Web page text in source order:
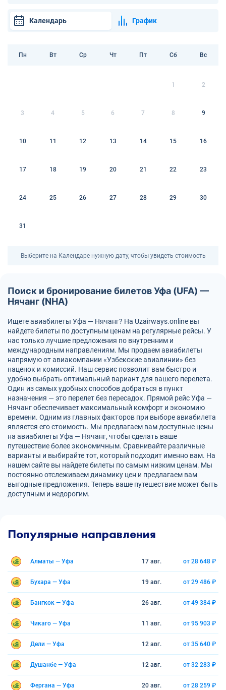
Календарь График
Пн Вт Ср Чт Пт Сб Вс
1 2
3 4 5 6 7 8 9
10 11 12 13 14 15 16
17 18 19 20 21 22 23
24 25 26 27 28 29 30
31
Выберите на Календаре нужную дату, чтобы увидеть стоимость
Поиск и бронирование билетов Уфа (UFA) —
Нячанг (NHA)
Ищете авиабилеты Уфа — Нячанг? На Uzairways.online вы
найдете билеты по доступным ценам на регулярные рейсы. У
нас только лучшие предложения по внутренним и
международным направлениям. Мы продаем авиабилеты
напрямую от авиакомпании «Узбекские авиалинии» без
наценок и комиссий. Наш сервис позволит вам быстро и
удобно выбрать оптимальный вариант для вашего перелета.
Один из самых удобных способов добраться в пункт
назначения — это перелет без пересадок. Прямой рейс Уфа —
Нячанг обеспечивает максимальный комфорт и экономию
времени. Одним из главных факторов при выборе авиабилета
является его стоимость. Мы предлагаем вам доступные цены
на авиабилеты Уфа — Нячанг, чтобы сделать ваше
путешествие более экономичным. Сравнивайте различные
варианты и выбирайте тот, который подходит именно вам. На
нашем сайте вы найдете билеты по самым низким ценам. Мы
постоянно отслеживаем динамику цен и предлагаем вам
выгодные предложения. Теперь ваше путешествие может быть
доступным и недорогим.
Популярные направления
Алматы — Уфа 17 авг. от 28 648 ₽
Бухара — Уфа 19 авг. от 29 486 ₽
Бангкок — Уфа 26 авг. от 49 384 ₽
Чикаго — Уфа 11 авг. от 95 903 ₽
Дели — Уфа 12 авг. от 35 640 ₽
Душанбе — Уфа 12 авг. от 32 283 ₽
Фергана — Уфа 20 авг. от 28 259 ₽